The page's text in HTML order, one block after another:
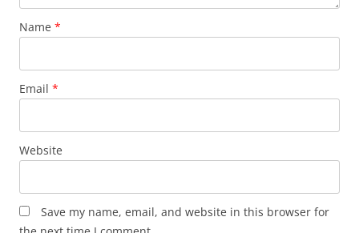
Name *
Email *
Website
Save my name, email, and website in this browser for